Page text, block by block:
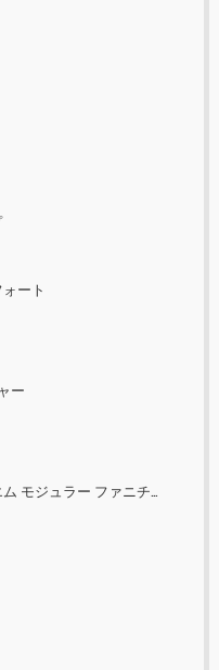
ォート
ー
モジュラー ファニチャー